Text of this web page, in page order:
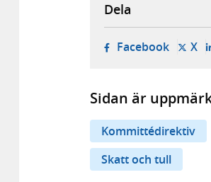
Dela
Facebook- X-
Sidan är
Kommittédirektiv
Skatt och tull